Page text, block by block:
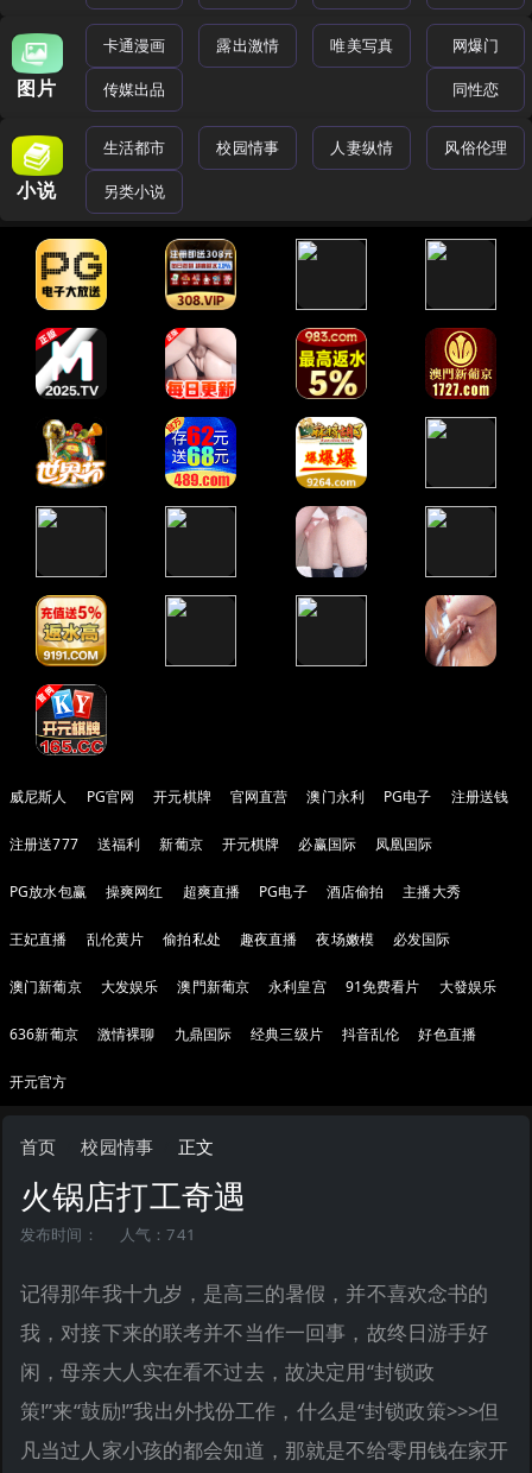
图片
卡通漫画 露出激情 唯美写真 网爆门
传媒出品 同性恋
小说
生活都市 校园情事 人妻纵情 风俗伦理
另类小说
威尼斯人 PG官网 开元棋牌 官网直营 澳门永利 PG电子 注册送钱
注册送777 送福利 新葡京 开元棋牌 必赢国际 凤凰国际
PG放水包赢 操爽网红 超爽直播 PG电子 酒店偷拍 主播大秀
王妃直播 乱伦黄片 偷拍私处 趣夜直播 夜场嫩模 必发国际
澳门新葡京 大发娱乐 澳門新葡京 永利皇宫 91免费看片 大發娱乐
636新葡京 激情裸聊 九鼎国际 经典三级片 抖音乱伦 好色直播
开元官方
首页 校园情事 正文
火锅店打工奇遇
发布时间： 人气：741
记得那年我十九岁，是高三的暑假，并不喜欢念书的
我，对接下来的联考并不当作一回事，故终日游手好
闲，母亲大人实在看不过去，故决定用“封锁政
策!”来“鼓励!”我出外找份工作，什么是“封锁政策>>>但
凡当过人家小孩的都会知道，那就是不给零用钱在家开